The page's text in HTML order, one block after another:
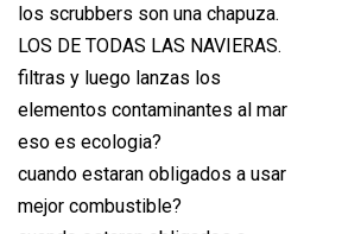
los scrubbers son una chapuza.
LOS DE TODAS LAS NAVIERAS.
filtras y luego lanzas los
elementos contaminantes al mar
eso es ecologia?
cuando estaran obligados a usar
mejor combustible?